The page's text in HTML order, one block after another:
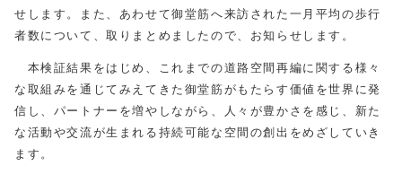
せします。また、あわせて御堂筋へ来訪された一月平均の歩行
者数について、取りまとめましたので、お知らせします。
本検証結果をはじめ、これまでの道路空間再編に関する様々
な取組みを通じてみえてきた御堂筋がもたらす価値を世界に発
信し、パートナーを増やしながら、人々が豊かさを感じ、新た
な活動や交流が生まれる持続可能な空間の創出をめざしていき
ます。